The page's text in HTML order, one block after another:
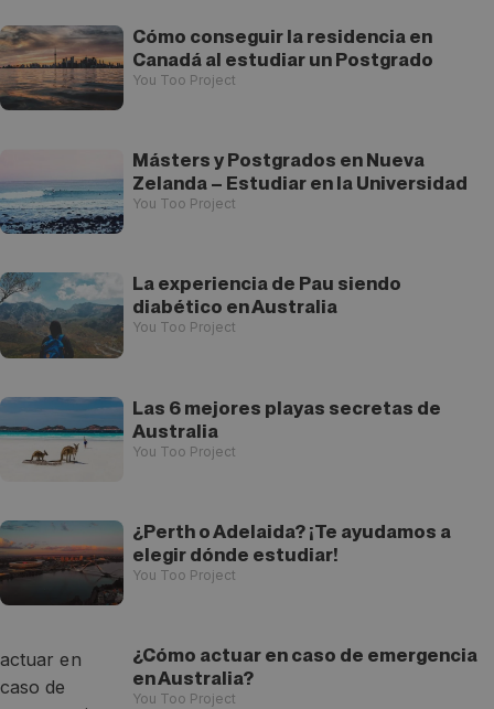
Cómo conseguir la residencia en
Canadá al estudiar un Postgrado
You Too Project
Másters y Postgrados en Nueva
Zelanda – Estudiar en la Universidad
You Too Project
La experiencia de Pau siendo
diabético en Australia
You Too Project
Las 6 mejores playas secretas de
Australia
You Too Project
¿Perth o Adelaida? ¡Te ayudamos a
elegir dónde estudiar!
You Too Project
¿Cómo actuar en caso de emergencia
en Australia?
You Too Project